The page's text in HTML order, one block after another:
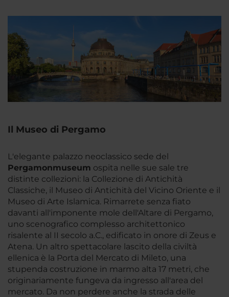
Il Museo di Pergamo
L'elegante palazzo neoclassico sede del
Pergamonmuseum ospita nelle sue sale tre
distinte collezioni: la Collezione di Antichità
Classiche, il Museo di Antichità del Vicino Oriente e il
Museo di Arte Islamica. Rimarrete senza fiato
davanti all'imponente mole dell'Altare di Pergamo,
uno scenografico complesso architettonico
risalente al II secolo a.C., edificato in onore di Zeus e
Atena. Un altro spettacolare lascito della civiltà
ellenica è la Porta del Mercato di Mileto, una
stupenda costruzione in marmo alta 17 metri, che
originariamente fungeva da ingresso all'area del
mercato. Da non perdere anche la strada delle